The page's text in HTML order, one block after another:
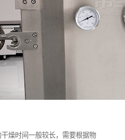
燥时间一般较长，需要根据物